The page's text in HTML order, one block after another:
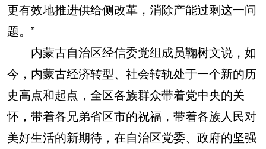
更有效地推进供给侧改革，消除产能过剩这一问
题。”
内蒙古自治区经信委党组成员鞠树文说，如
今，内蒙古经济转型、社会转轨处于一个新的历
史高点和起点，全区各族群众带着党中央的关
怀，带着各兄弟省区市的祝福，带着各族人民对
美好生活的新期待，在自治区党委、政府的坚强